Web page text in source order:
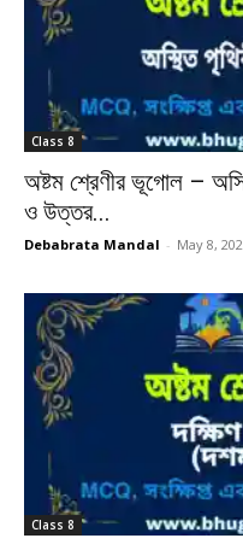
Class 8
অষ্টম শ্রেণীর ভূগোল –
ও উত্তর...
Debabrata Mandal - May 8,
Class 8